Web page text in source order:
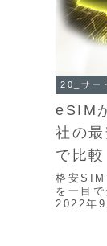
20_サー
eSIM
社の
で比
格安SIM
を一目
2022年